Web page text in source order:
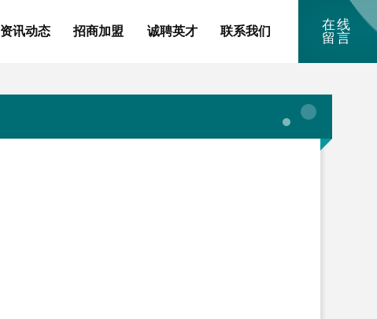
资讯动态 招商加盟 诚聘英才 联系我们
在线
留言